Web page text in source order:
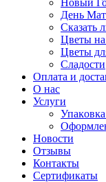
День
Сказать
Цветы
Цветы
Сладости
Оплата и
О нас
Услуги
Новости
Отзывы
Контакты
Сертификаты